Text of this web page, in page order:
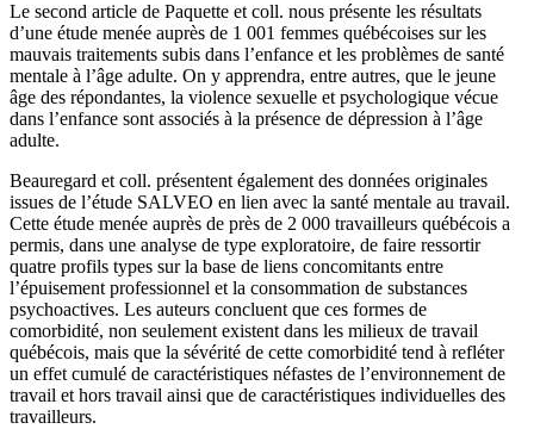
Le second article de Paquette et coll. nous présente les résultats
d’une étude menée auprès de 1 001 femmes québécoises sur les
mauvais traitements subis dans l’enfance et les problèmes de santé
mentale à l’âge adulte. On y apprendra, entre autres, que le jeune
âge des répondantes, la violence sexuelle et psychologique vécue
dans l’enfance sont associés à la présence de dépression à l’âge
adulte.
Beauregard et coll. présentent également des données originales
issues de l’étude SALVEO en lien avec la santé mentale au travail.
Cette étude menée auprès de près de 2 000 travailleurs québécois a
permis, dans une analyse de type exploratoire, de faire ressortir
quatre profils types sur la base de liens concomitants entre
l’épuisement professionnel et la consommation de substances
psychoactives. Les auteurs concluent que ces formes de
comorbidité, non seulement existent dans les milieux de travail
québécois, mais que la sévérité de cette comorbidité tend à refléter
un effet cumulé de caractéristiques néfastes de l’environnement de
travail et hors travail ainsi que de caractéristiques individuelles des
travailleurs.